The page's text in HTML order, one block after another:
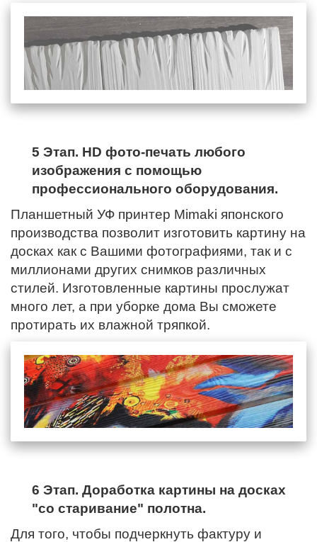
5 Этап. HD фото-печать любого
изображения с помощью
профессионального оборудования.
Планшетный УФ принтер Mimaki японского
производства позволит изготовить картину на
досках как с Вашими фотографиями, так и с
миллионами других снимков различных
стилей. Изготовленные картины прослужат
много лет, а при уборке дома Вы сможете
протирать их влажной тряпкой.
6 Этап. Доработка картины на досках
"со старивание" полотна.
Для того, чтобы подчеркнуть фактуру и